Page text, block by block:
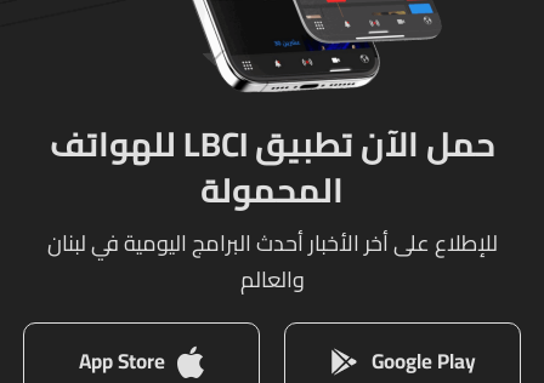
حمل الآن تطبيق LBCI للهواتف
المحمولة
للإطلاع على أخر الأخبار أحدث البرامج اليومية في لبنان
والعالم
Google Play
App Store